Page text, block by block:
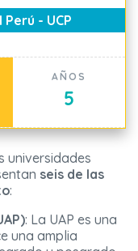
- UCP
AÑOS
5
universidades
seis de las
:
: La UAP es una
una amplia